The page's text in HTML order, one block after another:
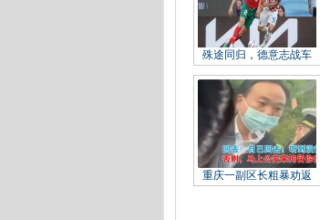
殊途同归，德意志战车
重庆一副区长粗暴劝返